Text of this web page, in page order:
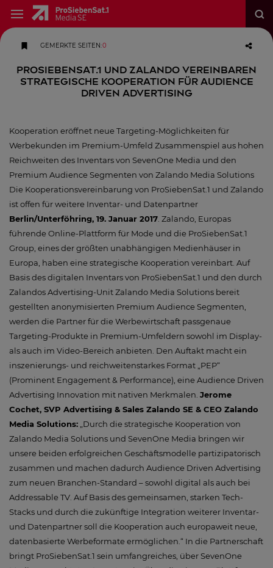
GEMERKTE SEITEN:0
ProSiebenSat.1 und Zalando vereinbaren
strategische Kooperation für Audience
Driven Advertising
Kooperation eröffnet neue Targeting-Möglichkeiten für
Werbekunden im Premium-Umfeld Zusammenspiel aus hohen
Reichweiten des Inventars von SevenOne Media und den
Premium Audience Segmenten von Zalando Media Solutions
Die Kooperationsvereinbarung von ProSiebenSat.1 und Zalando
ist offen für weitere Inventar- und Datenpartner
Berlin/Unterföhring, 19. Januar 2017 . Zalando, Europas
führende Online-Plattform für Mode und die ProSiebenSat.1
Group, eines der größten unabhängigen Medienhäuser in
Europa, haben eine strategische Kooperation vereinbart. Auf
Basis des digitalen Inventars von ProSiebenSat.1 und den durch
Zalandos Advertising-Unit Zalando Media Solutions bereit
gestellten anonymisierten Premium Audience Segmenten,
werden die Partner für die Werbewirtschaft passgenaue
Targeting-Produkte in Premium-Umfeldern sowohl im Display-
als auch im Video-Bereich anbieten. Den Auftakt macht ein
inszenierungs- und reichweitenstarkes Format „PEP“
(Prominent Engagement & Performance), eine Audience Driven
Advertising Innovation mit nativen Merkmalen. Jerome
Cochet, SVP Advertising & Sales Zalando SE & CEO Zalando
Media Solutions: „Durch die strategische Kooperation von
Zalando Media Solutions und SevenOne Media bringen wir
unsere beiden erfolgreichen Geschäftsmodelle partizipatorisch
zusammen und machen dadurch Audience Driven Advertising
zum neuen Branchen-Standard – sowohl digital als auch bei
Addressable TV. Auf Basis des gemeinsamen, starken Tech-
Stacks und durch die zukünftige Integration weiterer Inventar-
und Datenpartner soll die Kooperation auch europaweit neue,
datenbasierte Werbeformate ermöglichen.“ In die Partnerschaft
bringt ProSiebenSat.1 sein umfangreiches, über SevenOne